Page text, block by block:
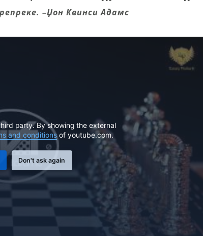
–Џон Квинси Адамс
party. By showing the external
and conditionsof youtube.com.
Don't ask again